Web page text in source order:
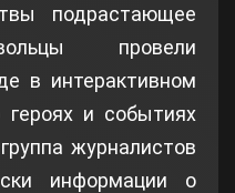
подрастающее
провели
в интерактивном
и событиях
журналистов
информации о